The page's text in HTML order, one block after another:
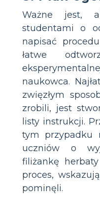
Ważne jest,
studentami o
napisać
łatwe
naukowca.
zwięzłym
zrobili, jest
listy instrukcji.
tym przypadku
uczniów o
filiżankę
proces,
pominęli.